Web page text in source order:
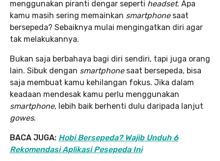
menggunakan piranti dengar seperti headset. Apa
kamu masih sering memainkan smartphone saat
bersepeda? Sebaiknya mulai mengingatkan diri agar
tak melakukannya.
Bukan saja berbahaya bagi diri sendiri, tapi juga orang
lain. Sibuk dengan smartphone saat bersepeda, bisa
saja membuat kamu kehilangan fokus. Jika dalam
keadaan mendesak kamu perlu menggunakan
smartphone, lebih baik berhenti dulu daripada lanjut
gowes.
BACA JUGA: Hobi Bersepeda? Wajib Unduh 6
Rekomendasi Aplikasi Pesepeda Ini